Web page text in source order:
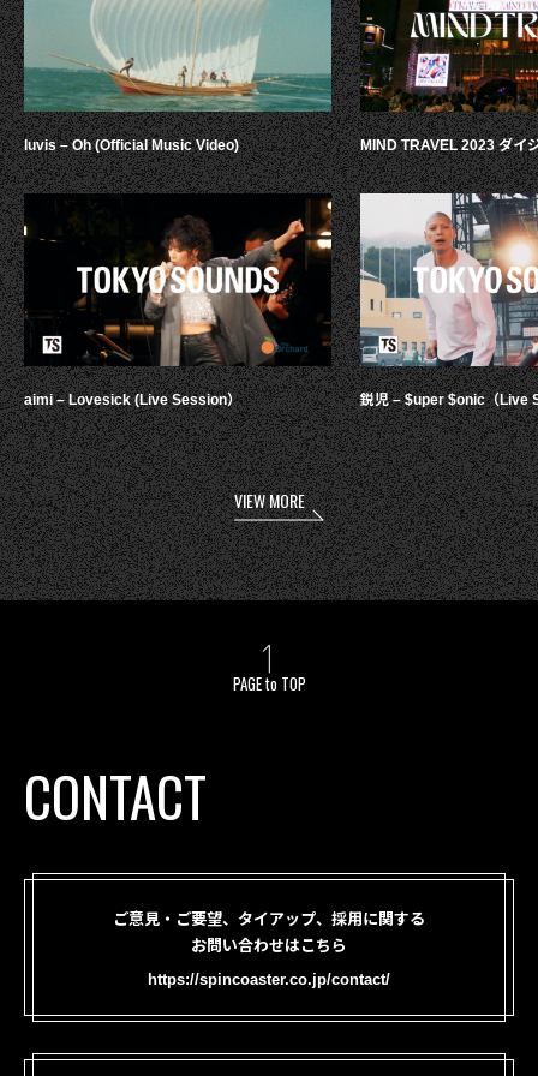
luvis – Oh (Official Music Video)
aimi – Lovesick (Live Session）
MIND TRAVEL 2023 ダイ
鋭児 – $uper $onic（Live
VIEW MORE
PAGE to TOP
CONTACT
ご意見・ご要望、タイアップ、採用に関する
お問い合わせはこちら
https://spincoaster.co.jp/contact/